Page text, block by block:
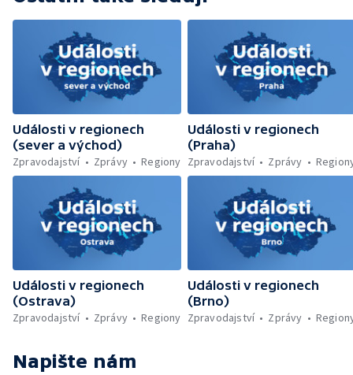
Události v regionech
(sever a východ)
Zpravodajství
Zprávy Regiony
Události v regionech
(Praha)
Zpravodajství
Zprávy
Události v regionech
(Ostrava)
Zpravodajství
Zprávy Regiony
Události v regionech
(Brno)
Zpravodajství
Zprávy
Napište nám